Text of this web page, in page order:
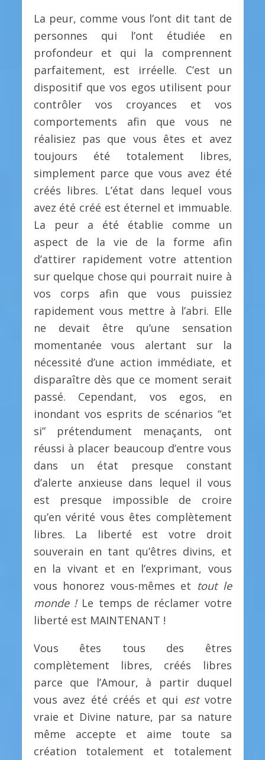
La peur, comme vous l’ont dit tant de
personnes qui l’ont étudiée en
profondeur et qui la comprennent
parfaitement, est irréelle. C’est un
dispositif que vos egos utilisent pour
contrôler vos croyances et vos
comportements afin que vous ne
réalisiez pas que vous êtes et avez
toujours été totalement libres,
simplement parce que vous avez été
créés libres. L’état dans lequel vous
avez été créé est éternel et immuable.
La peur a été établie comme un
aspect de la vie de la forme afin
d’attirer rapidement votre attention
sur quelque chose qui pourrait nuire à
vos corps afin que vous puissiez
rapidement vous mettre à l’abri. Elle
ne devait être qu’une sensation
momentanée vous alertant sur la
nécessité d’une action immédiate, et
disparaître dès que ce moment serait
passé. Cependant, vos egos, en
inondant vos esprits de scénarios “et
si” prétendument menaçants, ont
réussi à placer beaucoup d’entre vous
dans un état presque constant
d’alerte anxieuse dans lequel il vous
est presque impossible de croire
qu’en vérité vous êtes complètement
libres. La liberté est votre droit
souverain en tant qu’êtres divins, et
en la vivant et en l’exprimant, vous
vous honorez vous-mêmes et tout le
monde !Le temps de réclamer votre
liberté est MAINTENANT !
Vous êtes tous des êtres
complètement libres, créés libres
parce que l’Amour, à partir duquel
vous avez été créés et qui estvotre
vraie et Divine nature, par sa nature
même accepte et aime toute sa
création totalement et totalement